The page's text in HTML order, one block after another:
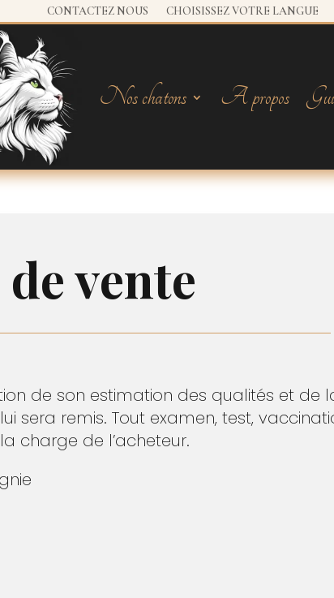
CONTACTEZ NOUS CHOISISSEZ VOTRE LANGUE
Nos chatons A propos
vente
de son estimation des qualités et de
sera remis. Tout examen, test,
charge de l’acheteur.